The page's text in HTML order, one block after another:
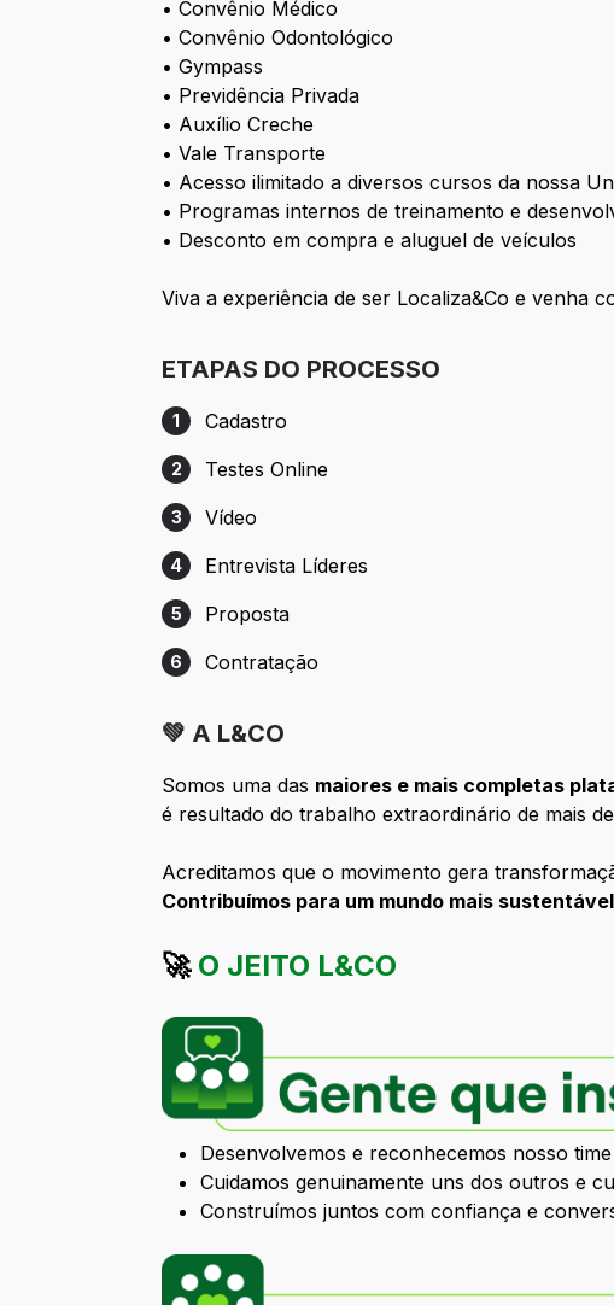
• Convênio Médico
• Convênio Odontológico
• Gympass
• Previdência Privada
• Auxílio Creche
• Vale Transporte
• Acesso ilimitado a diversos cursos da nossa
• Programas internos de treinamento e
• Desconto em compra e aluguel de veículos
Viva a experiência de ser Localiza&Co e venha
ETAPAS DO PROCESSO
Etapa 1: Cadastro
1 Cadastro
Etapa 2: Testes Online
2 Testes Online
Etapa 3: Vídeo
3 Vídeo
Etapa 4: Entrevista Líderes
4 Entrevista Líderes
Etapa 5: Proposta
5 Proposta
Etapa 6: Contratação
6 Contratação
💚 A L&CO
Somos uma das maiores e mais completas
é resultado do trabalho extraordinário de mais de
Acreditamos que o movimento gera
Contribuímos para um mundo mais
🚀 O JEITO L&CO
Desenvolvemos e reconhecemos nosso
Cuidamos genuinamente uns dos outros e
Construímos juntos com confiança e